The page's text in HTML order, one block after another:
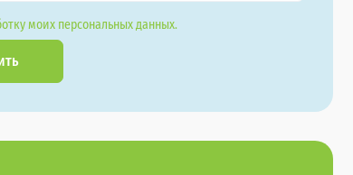
моих персональных данных.